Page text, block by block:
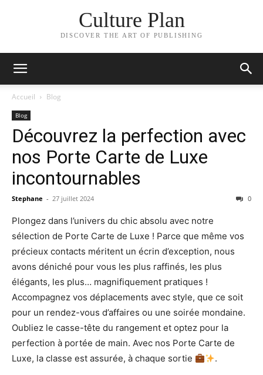
Culture Plan
DISCOVER THE ART OF PUBLISHING
Accueil Blog
Blog
Découvrez la perfection avec
nos Porte Carte de Luxe
incontournables
Stephane - 27 juillet 2024 0
Plongez dans l’univers du chic absolu avec notre
sélection de Porte Carte de Luxe ! Parce que même vos
précieux contacts méritent un écrin d’exception, nous
avons déniché pour vous les plus raffinés, les plus
élégants, les plus… magnifiquement pratiques !
Accompagnez vos déplacements avec style, que ce soit
pour un rendez-vous d’affaires ou une soirée mondaine.
Oubliez le casse-tête du rangement et optez pour la
perfection à portée de main. Avec nos Porte Carte de
Luxe, la classe est assurée, à chaque sortie
.